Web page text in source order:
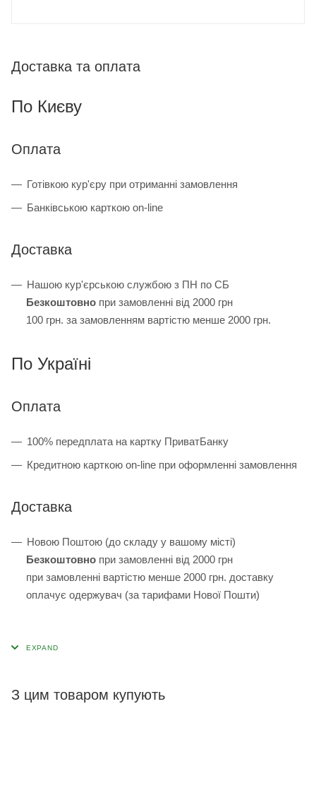
Доставка та оплата
По Києву
Оплата
Готівкою кур'єру при отриманні замовлення
Банківською карткою on-line
Доставка
Нашою кур'єрською службою з ПН по СБ
Безкоштовно при замовленні від 2000 грн
100 грн. за замовленням вартістю менше 2000 грн.
По Україні
Оплата
100% передплата на картку ПриватБанку
Кредитною карткою on-line при оформленні замовлення
Доставка
Новою Поштою (до складу у вашому місті)
Безкоштовно при замовленні від 2000 грн
при замовленні вартістю менше 2000 грн. доставку
оплачує одержувач (за тарифами Нової Пошти)
З цим товаром купують